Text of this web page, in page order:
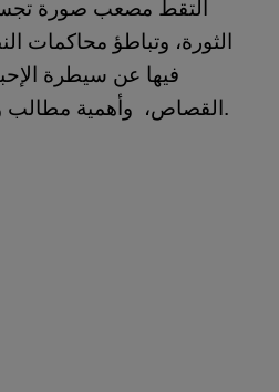
الثورة، وتباطؤ محاكمات
فيها عن سيطرة
القصاص، وأهمية مطالب وحقوق أهالي الشهداء.